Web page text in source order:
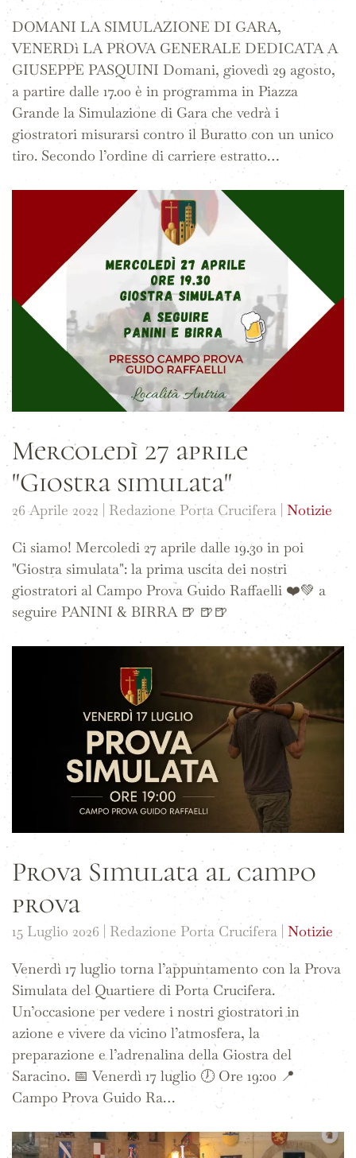
DOMANI LA SIMULAZIONE DI GARA,
VENERDì LA PROVA GENERALE DEDICATA A
GIUSEPPE PASQUINI Domani, giovedì 29 agosto,
a partire dalle 17.00 è in programma in Piazza
Grande la Simulazione di Gara che vedrà i
giostratori misurarsi contro il Buratto con un unico
tiro. Secondo l’ordine di carriere estratto…
Mercoledì 27 aprile
"Giostra simulata"
26 Aprile 2022 | Redazione Porta Crucifera | Notizie
Ci siamo! Mercoledi 27 aprile dalle 19.30 in poi
"Giostra simulata": la prima uscita dei nostri
giostratori al Campo Prova Guido Raffaelli ❤️💚 a
seguire PANINI & BIRRA 🍺 🍺🍺
Prova Simulata al campo
prova
15 Luglio 2026 | Redazione Porta Crucifera | Notizie
Venerdì 17 luglio torna l’appuntamento con la Prova
Simulata del Quartiere di Porta Crucifera.
Un’occasione per vedere i nostri giostratori in
azione e vivere da vicino l’atmosfera, la
preparazione e l’adrenalina della Giostra del
Saracino. 📅 Venerdì 17 luglio 🕖 Ore 19:00 📍
Campo Prova Guido Ra…